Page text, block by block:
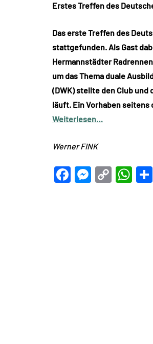
Erstes Treffen des
Das erste Treffen des
stattgefunden. Als Gast
Hermannstädter
um das Thema duale
(DWK) stellte den Club
läuft. Ein Vorhaben seitens
Weiterlesen…
Werner FINK
Facebook
Copy